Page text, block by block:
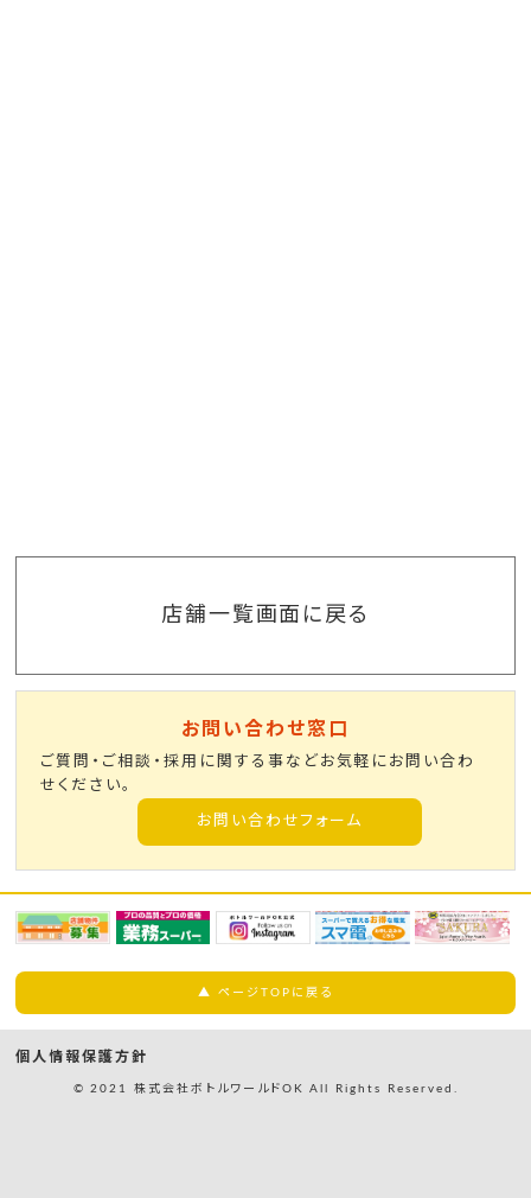
店舗一覧画面に戻る
お問い合わせ窓口
ご質問・ご相談・採用に関する事などお気軽にお問い合わ
せください。
お問い合わせフォーム
▲ ページTOPに戻る
個人情報保護方針
© 2021 株式会社ボトルワールドOK All Rights Reserved.